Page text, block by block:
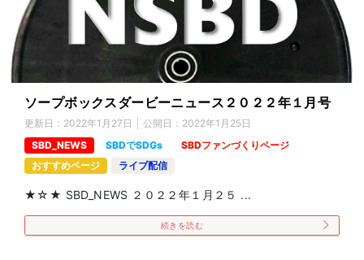
ソープボックスダービーニュース２０２２年１月号
更新日： 2022年1月27日 公開日： 2022年1月25日
SBD_NEWS
SBDでSDGs
SBDファンづくりページ
おすすめページ
ライブ配信
★☆★ SBD_NEWS ２０２２年１月２５ ...
続きを読む